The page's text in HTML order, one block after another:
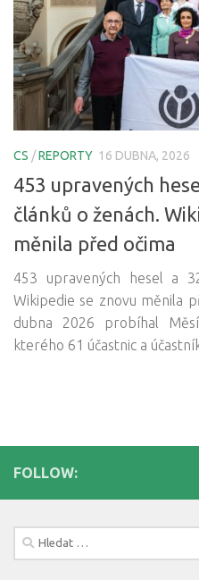
CS /REPORTY 16 DUBNA, 2026
453 upravených
článků o ženách.
měnila před očima
453 upravených hesel a
Wikipedie se znovu měnila
dubna 2026 probíhal
kterého 61 účastnic a
FOLLOW:
Vyhledávání